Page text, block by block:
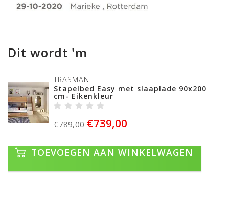
Dit wordt 'm
TRASMAN
Stapelbed Easy met slaaplade 90x200
cm- Eikenkleur
€789,00 €739,00
TOEVOEGEN AAN WINKELWAGEN